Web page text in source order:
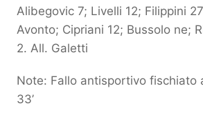
Alibegovic 7; Livelli 12; Filippini
Avonto; Cipriani 12; Bussolo ne;
2. All. Galetti
Note: Fallo antisportivo fischiato
33’